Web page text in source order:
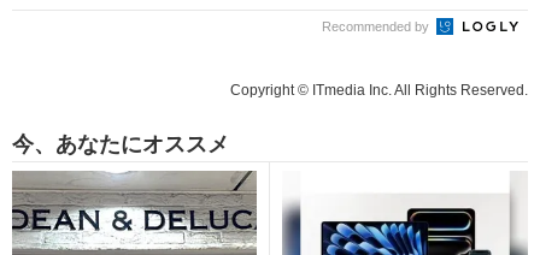
Recommended by
Copyright © ITmedia Inc. All Rights Reserved.
今、あなたにオススメ